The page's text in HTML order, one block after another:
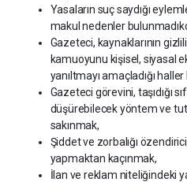
Yasaların suç saydığı
makul nedenler
Gazeteci, kaynaklarının
kamuoyunu kişisel, siyasal
yanıltmayı amaçladığı haller
Gazeteci görevini, taşıdığı
düşürebilecek yöntem ve
sakınmak,
Şiddet ve zorbalığı
yapmaktan kaçınmak,
İlan ve reklam niteliğindeki